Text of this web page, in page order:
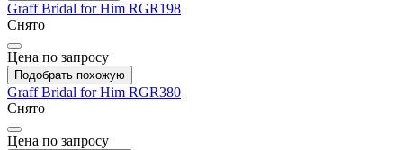
GraffBridal for Him RGR198
Снято
Цена по запросу
Подобрать похожую
GraffBridal for Him RGR380
Снято
Цена по запросу